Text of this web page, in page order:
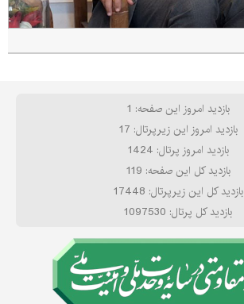
بازدید امروز این صفحه: 1
بازدید امروز این زیرپرتال: 17
بازدید امروز پرتال: 1424
بازدید کل این صفحه: 119
بازدید کل این زیرپرتال: 17448
بازدید کل پرتال: 1097530